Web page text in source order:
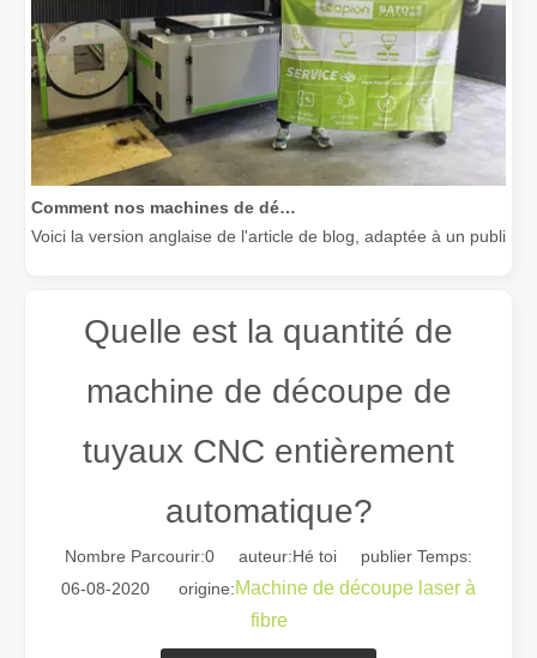
Voici la version anglaise de l'article de blog, adaptée à un public
Guide 2026 : Comment les machines de découpe de tubes au laser à fibre révolutionnent la fabrication de tuyaux
Guide 2026 : Comment les machines de découpe de tubes au
Quelle est la quantité de
machine de découpe de
tuyaux CNC entièrement
automatique?
Nombre Parcourir:0 auteur:Hé toi publier Temps:
06-08-2020 origine:Machine de découpe laser à
fibre